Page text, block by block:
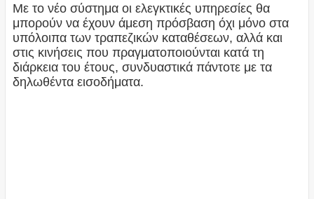
Με το νέο σύστημα οι ελεγκτικές υπηρεσίες θα
μπορούν να έχουν άμεση πρόσβαση όχι μόνο στα
υπόλοιπα των τραπεζικών καταθέσεων, αλλά και
στις κινήσεις που πραγματοποιούνται κατά τη
διάρκεια του έτους, συνδυαστικά πάντοτε με τα
δηλωθέντα εισοδήματα.